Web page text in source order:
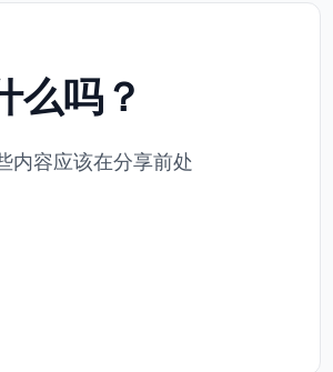
么吗？
内容应该在分享前处